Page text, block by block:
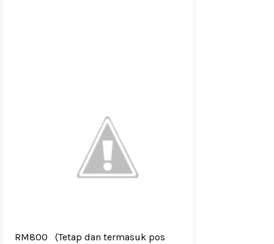
RM800
(Tetap dan termasuk pos